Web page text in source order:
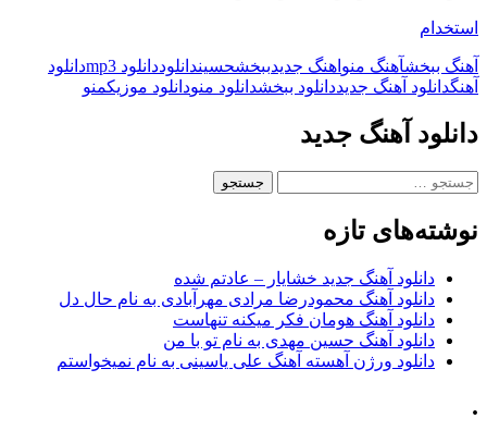
استخدام
آهنگ ببخشآهنگ منو اهنگ جدیدببخشحسیندانلوددانلود mp3
دانلود
آهنگدانلود آهنگ جدیددانلود ببخشدانلود منودانلود موزیکمنو
دانلود آهنگ جدید
جستجو
نوشته‌های تازه
دانلود آهنگ جدید خشایار – عادتم شده
دانلود آهنگ محمودرضا مرادی مهرآبادی به نام حال دل
دانلود آهنگ هومان فکر میکنه تنهاست
دانلود آهنگ حسین مهدی به نام تو با من
دانلود ورژن آهسته آهنگ علی یاسینی به نام نمیخواستم
.